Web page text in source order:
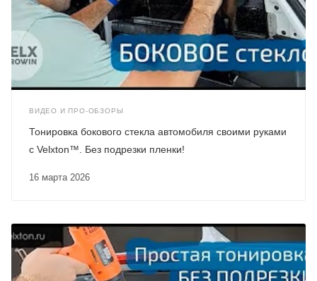
ВИДЕО И ПРО-ОБЗОРЫ
16 марта 2026
Тонировка бокового стекла автомобиля своими руками
с Velxton™. Без подрезки пленки!